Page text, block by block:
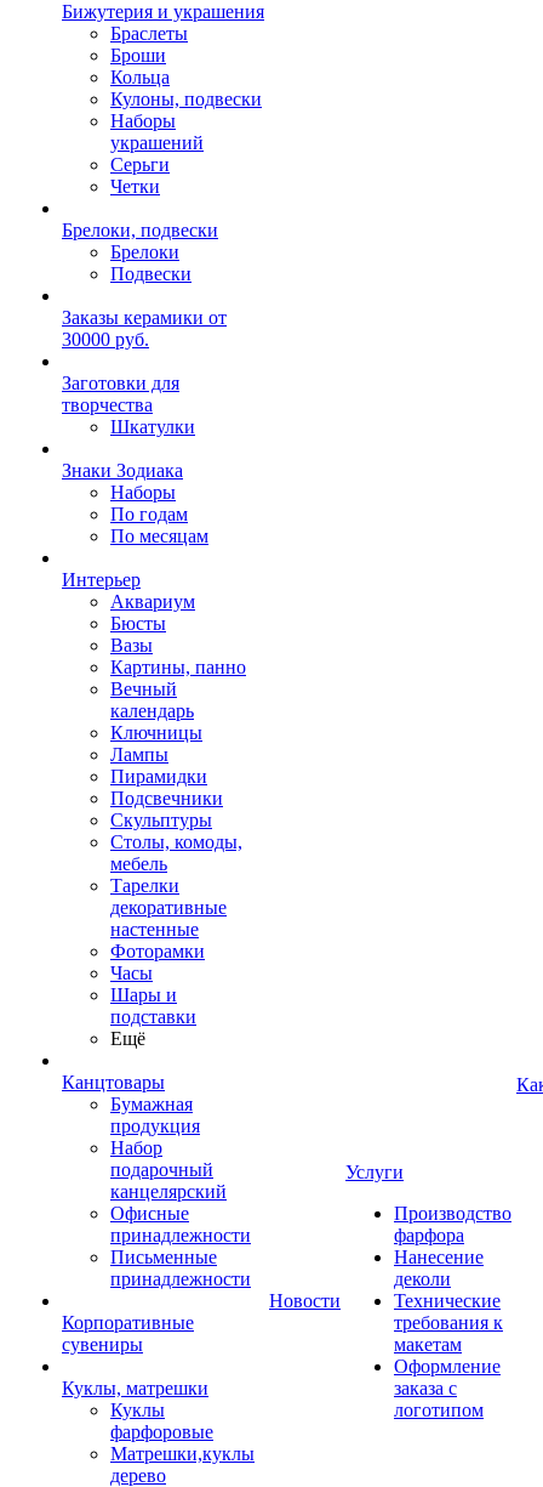
Бижутерия и украшения
Браслеты
Броши
Кольца
Кулоны, подвески
Наборы
украшений
Серьги
Четки
Брелоки, подвески
Брелоки
Подвески
Заказы керамики от
30000 руб.
Заготовки для
творчества
Шкатулки
Знаки Зодиака
Наборы
По годам
По месяцам
Интерьер
Аквариум
Бюсты
Вазы
Картины, панно
Вечный
календарь
Ключницы
Лампы
Пирамидки
Подсвечники
Скульптуры
Столы, комоды,
мебель
Тарелки
декоративные
настенные
Фоторамки
Часы
Шары и
подставки
Ещё
Канцтовары
Бумажная
продукция
Набор
подарочный
канцелярский
Офисные
принадлежности
Письменные
принадлежности
Корпоративные
сувениры
Куклы, матрешки
Куклы
фарфоровые
Матрешки,куклы
дерево
Новости
Услуги
Производство
фарфора
Нанесение
деколи
Технические
требования к
макетам
Оформление
заказа с
логотипом